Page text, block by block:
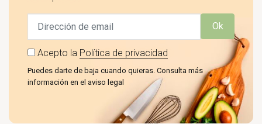
Ok
Acepto la Política de privacidad
Puedes darte de baja cuando quieras. Consulta más
información en el aviso legal